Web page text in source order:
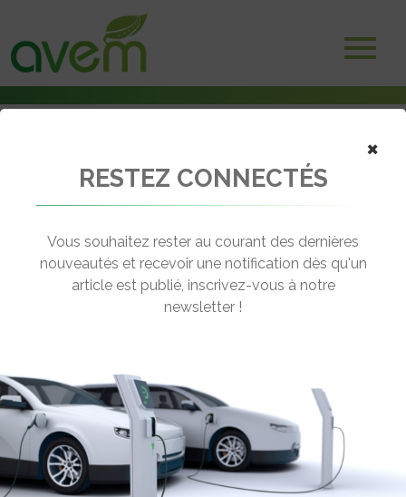
JP4X4 Concept : La plus aventurière des Renault 4 E-Tech
← Revenir aux actualités
AVENTURIÈRE DES RENAULT 4 E-
TECH
Rédigé par Philippe Schwoerer le 13 Mai 2026 à 11:21
commentaires
×
RESTEZ CONNECTÉS
Vous souhaitez rester au courant des dernières
nouveautés et recevoir une notification dès qu'un
article est publié, inscrivez-vous à notre
newsletter !